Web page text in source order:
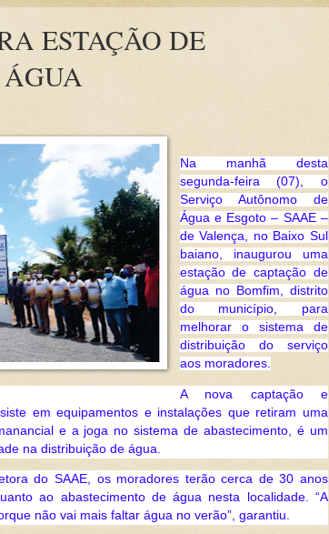
ESTAÇÃO DE
Na manhã desta
segunda-feira (07), o
Serviço Autônomo de
Água e Esgoto – SAAE –
de Valença, no Baixo Sul
baiano, inaugurou uma
estação de captação de
água no Bomfim, distrito
do município, para
melhorar o sistema de
distribuição do serviço
aos moradores.
A nova captação e
em equipamentos e instalações que retiram uma
e a joga no sistema de abastecimento, é um
na distribuição de água.
do SAAE, os moradores terão cerca de 30 anos
ao abastecimento de água nesta localidade. “A
não vai mais faltar água no verão”, garantiu.